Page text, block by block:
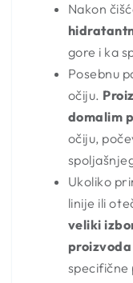
Nakon
gore i ka
Posebnu
očiju.
domalim
očiju,
Ukoliko
linije ili
veliki
proizvoda
specifične